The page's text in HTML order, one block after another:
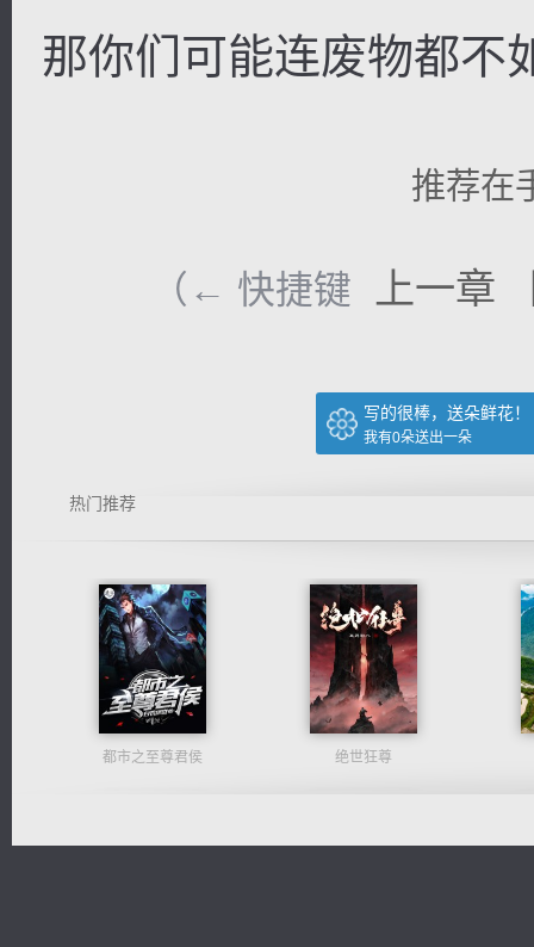
那你们可能连废物都不
推荐在
（← 快捷键 上一章
写的很棒，送朵鲜花！
我有0朵送出一朵
热门推荐
都市之至尊君侯 绝世狂尊